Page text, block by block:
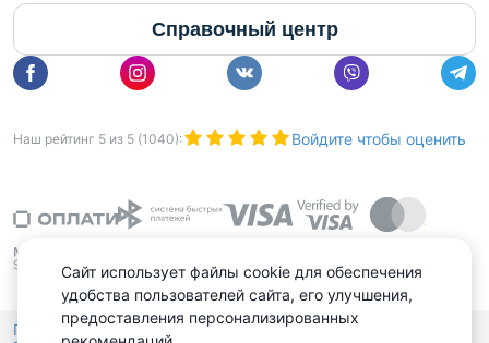
Справочный центр
Наш рейтинг 5 из 5 (1040): Войдите чтобы оценить
Политика конфиденциальности,
Сайт использует файлы cookie для обеспечения
удобства пользователей сайта, его улучшения,
предоставления персонализированных